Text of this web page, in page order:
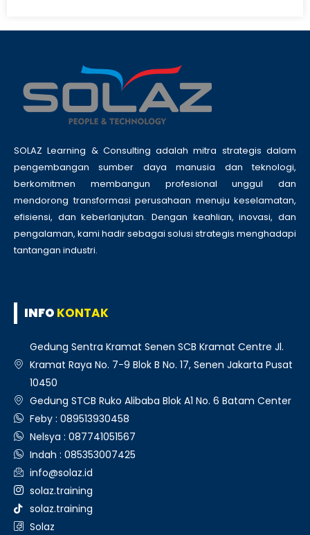
SOLAZ Learning & Consulting adalah mitra strategis dalam
pengembangan sumber daya manusia dan teknologi,
berkomitmen membangun profesional unggul dan
mendorong transformasi perusahaan menuju keselamatan,
efisiensi, dan keberlanjutan. Dengan keahlian, inovasi, dan
pengalaman, kami hadir sebagai solusi strategis menghadapi
tantangan industri.
INFO KONTAK
Gedung Sentra Kramat Senen SCB Kramat Centre Jl.
Kramat Raya No. 7-9 Blok B No. 17, Senen Jakarta Pusat
10450
Gedung STCB Ruko Alibaba Blok A1 No. 6 Batam Center
Feby : 089513930458
Nelsya : 087741051567
Indah : 085353007425
info@solaz.id
solaz.training
solaz.training
Solaz